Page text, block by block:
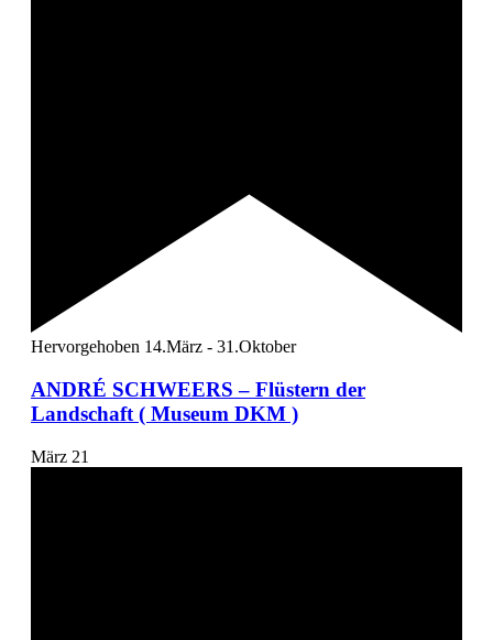
Hervorgehoben 14.März - 31.Oktober
ANDRÉ SCHWEERS – Flüstern der
Landschaft ( Museum DKM )
März 21